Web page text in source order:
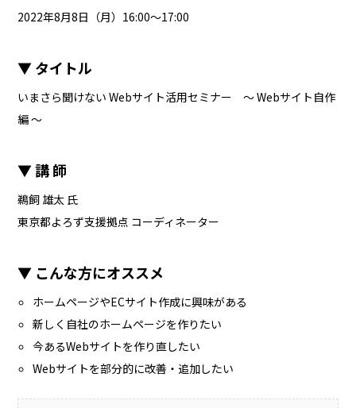
2022年8月8日（月）16:00～17:00
▼ タイトル
いまさら聞けない Webサイト活用セミナー ～ Webサイト自作
編 ～
▼ 講 師
鵜飼 雄太 氏
東京都よろず支援拠点 コーディネーター
▼ こんな方にオススメ
ホームページやECサイト作成に興味がある
新しく自社のホームページを作りたい
今あるWebサイトを作り直したい
Webサイトを部分的に改善・追加したい